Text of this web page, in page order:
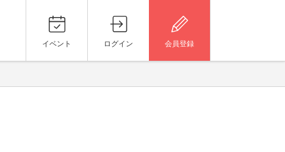
イベント ログイン 会員登録